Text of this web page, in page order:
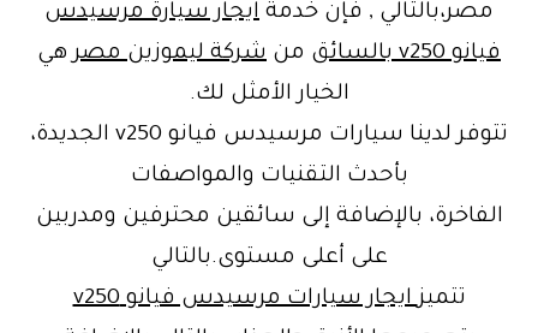
مصر،بالتالي , فإن خدمة ايجار سيارة مرسيدس
فيانو v250 بالسائق
من شركة ليموزين مصرهي
الخيار الأمثل لك.
تتوفر لدينا سيارات مرسيدس فيانو v250 الجديدة،
بأحدث التقنيات والمواصفات
الفاخرة، بالإضافة إلى سائقين محترفين ومدربين
على أعلى مستوى.بالتالي
تتميزايجار سيارات مرسيدس فيانو v250